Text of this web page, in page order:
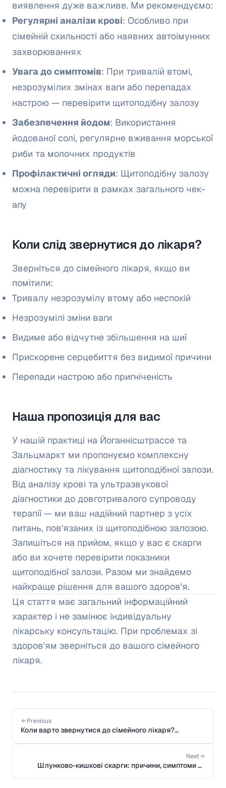
виявлення дуже важливе. Ми рекомендуємо:
Регулярні аналізи крові: Особливо при
сімейній схильності або наявних автоімунних
захворюваннях
Увага до симптомів: При тривалій втомі,
незрозумілих змінах ваги або перепадах
настрою — перевірити щитоподібну залозу
Забезпечення йодом: Використання
йодованої солі, регулярне вживання морської
риби та молочних продуктів
Профілактичні огляди: Щитоподібну залозу
можна перевірити в рамках загального чек-
апу
Коли слід звернутися до лікаря?
Зверніться до сімейного лікаря, якщо ви
помітили:
Тривалу незрозумілу втому або неспокій
Незрозумілі зміни ваги
Видиме або відчутне збільшення на шиї
Прискорене серцебиття без видимої причини
Перепади настрою або пригніченість
Наша пропозиція для вас
У нашій практиці на Йоганнісштрассе та
Зальцмаркт ми пропонуємо комплексну
діагностику та лікування щитоподібної залози.
Від аналізу крові та ультразвукової
діагностики до довготривалого супроводу
терапії — ми ваш надійний партнер з усіх
питань, пов'язаних із щитоподібною залозою.
Запишіться на прийом, якщо у вас є скарги
або ви хочете перевірити показники
щитоподібної залози. Разом ми знайдемо
найкраще рішення для вашого здоров'я.
Ця стаття має загальний інформаційний
характер і не замінює індивідуальну
лікарську консультацію. При проблемах зі
здоров'ям зверніться до вашого сімейного
лікаря.
Previous
Коли варто звернутися до сімейного лікаря?
Next
Шлунково-кишкові скарги: причини, симптоми та